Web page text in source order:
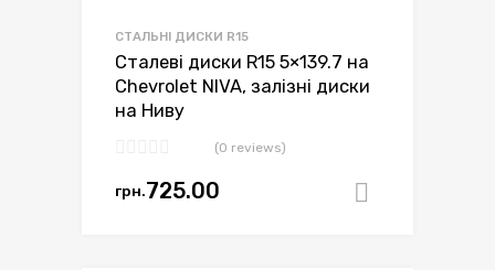
СТАЛЬНІ ДИСКИ R15
Сталеві диски R15 5×139.7 на
Chevrolet NIVA, залізні диски
на Ниву
(0 reviews)
грн.725.00